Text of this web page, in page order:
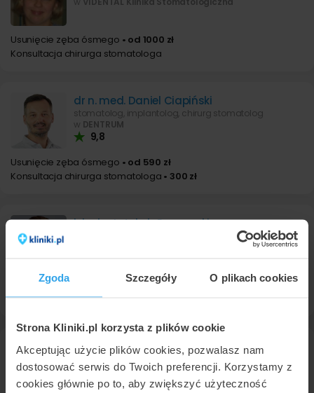
Zgoda Szczegóły O plikach cookies
Strona Kliniki.pl korzysta z plików cookie
Akceptując użycie plików cookies, pozwalasz nam
dostosować serwis do Twoich preferencji. Korzystamy z
cookies głównie po to, aby zwiększyć użyteczność
Usunięcie zęba ósmego • od 1000 zł
Konsultacja chirurga stomatologa
dr n. med. Daniel Ciapiński
stomatolog, implantolog, chirurg stomatolog
w DENTRUM
9,8
Usunięcie zęba ósmego • od 590 zł
Konsultacja chirurga stomatologa • 300 zł
lek. dent. Jakub Roszewski
stomatolog, lekarz wykonujący zabiegi medycyny estetycznej
Usunięcie zęba ósmego
• od 500 zł
Konsultacja stomatologiczna
lek. dent. Kinga Brasse
stomatolog
wCentrum Medyczne Severux